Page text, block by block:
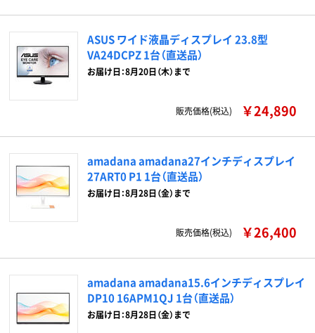
ASUS ワイド液晶ディスプレイ 23.8型
VA24DCPZ 1台（直送品）
お届け日：8月20日（木）まで
販売価格(税込) ￥24,890
amadana amadana27インチディスプレイ
27ART0 P1 1台（直送品）
お届け日：8月28日（金）まで
販売価格(税込) ￥26,400
amadana amadana15.6インチディスプレイ
DP10 16APM1QJ 1台（直送品）
お届け日：8月28日（金）まで